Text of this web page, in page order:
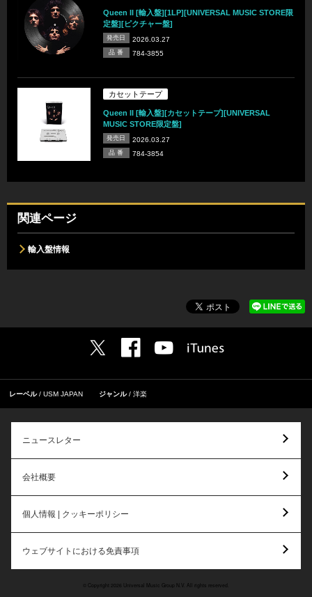
Queen II [輸入盤][1LP][UNIVERSAL MUSIC STORE限
定盤][ピクチャー盤]
発売日 2026.03.27
品 番 784-3855
カセットテープ
Queen II [輸入盤][カセットテープ][UNIVERSAL
MUSIC STORE限定盤]
発売日 2026.03.27
品 番 784-3854
関連ページ
輸入盤情報
レーベル USM JAPAN ジャンル 洋楽
ニュースレター
会社概要
個人情報 | クッキーポリシー
ウェブサイトにおける免責事項
© Copyright 2026 Universal Music Group N.V. All rights reserved.